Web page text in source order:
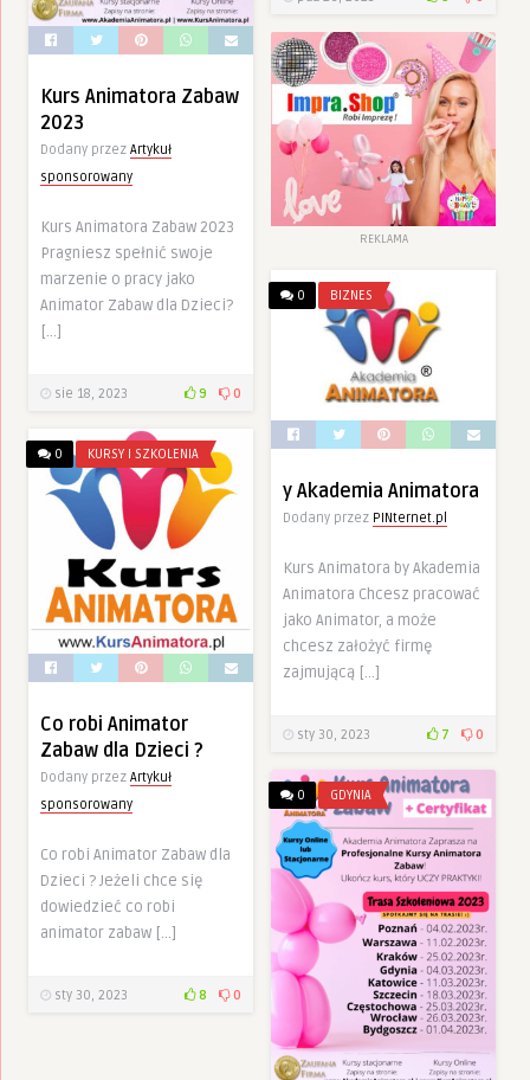
Kurs Animatora Zabaw
2023
Dodany przez Artykuł
sponsorowany
Kurs Animatora Zabaw 2023
Pragniesz spełnić swoje
marzenie o pracy jako
Animator Zabaw dla Dzieci?
[…]
sie 18, 2023 9 0
REKLAMA
0 BIZNES
y Akademia Animatora
Dodany przez PINternet.pl
Kurs Animatora by Akademia
Animatora Chcesz pracować
jako Animator, a może
chcesz założyć firmę
zajmującą […]
sty 30, 2023 7 0
0 KURSY I SZKOLENIA
Co robi Animator
Zabaw dla Dzieci ?
Dodany przez Artykuł
sponsorowany
Co robi Animator Zabaw dla
Dzieci ? Jeżeli chce się
dowiedzieć co robi
animator zabaw […]
sty 30, 2023 8 0
0 GDYNIA